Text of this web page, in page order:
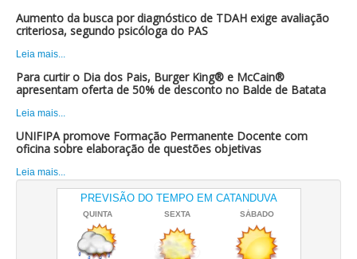
Aumento da busca por diagnóstico de TDAH exige avaliação
criteriosa, segundo psicóloga do PAS
Leia mais...
Para curtir o Dia dos Pais, Burger King® e McCain®
apresentam oferta de 50% de desconto no Balde de Batata
Leia mais...
UNIFIPA promove Formação Permanente Docente com
oficina sobre elaboração de questões objetivas
Leia mais...